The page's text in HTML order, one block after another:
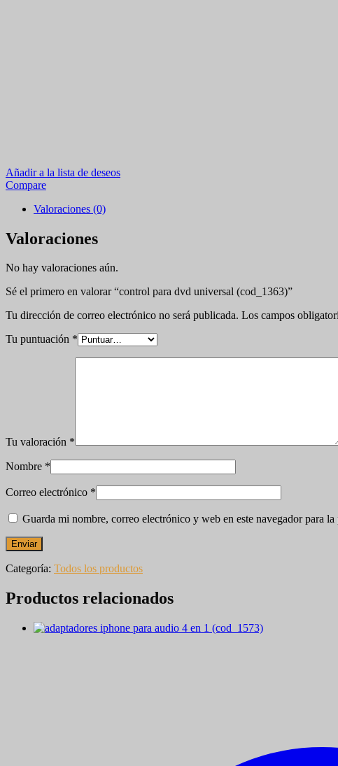
Añadir a la lista de deseos
Compare
Valoraciones (0)
Valoraciones
No hay valoraciones aún.
Sé el primero en valorar “control para dvd universal (cod_1363)”
Tu dirección de correo electrónico no será publicada. Los campos
Tu puntuación *
Tu valoración *
Nombre *
Correo electrónico *
Guarda mi nombre, correo electrónico y web en este navegador para
Categoría: Todos los productos
Productos relacionados